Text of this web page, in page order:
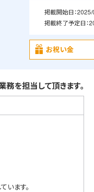
掲載開始日：2025/
掲載終了予定日：
お祝い金
を担当して頂きます。
います。